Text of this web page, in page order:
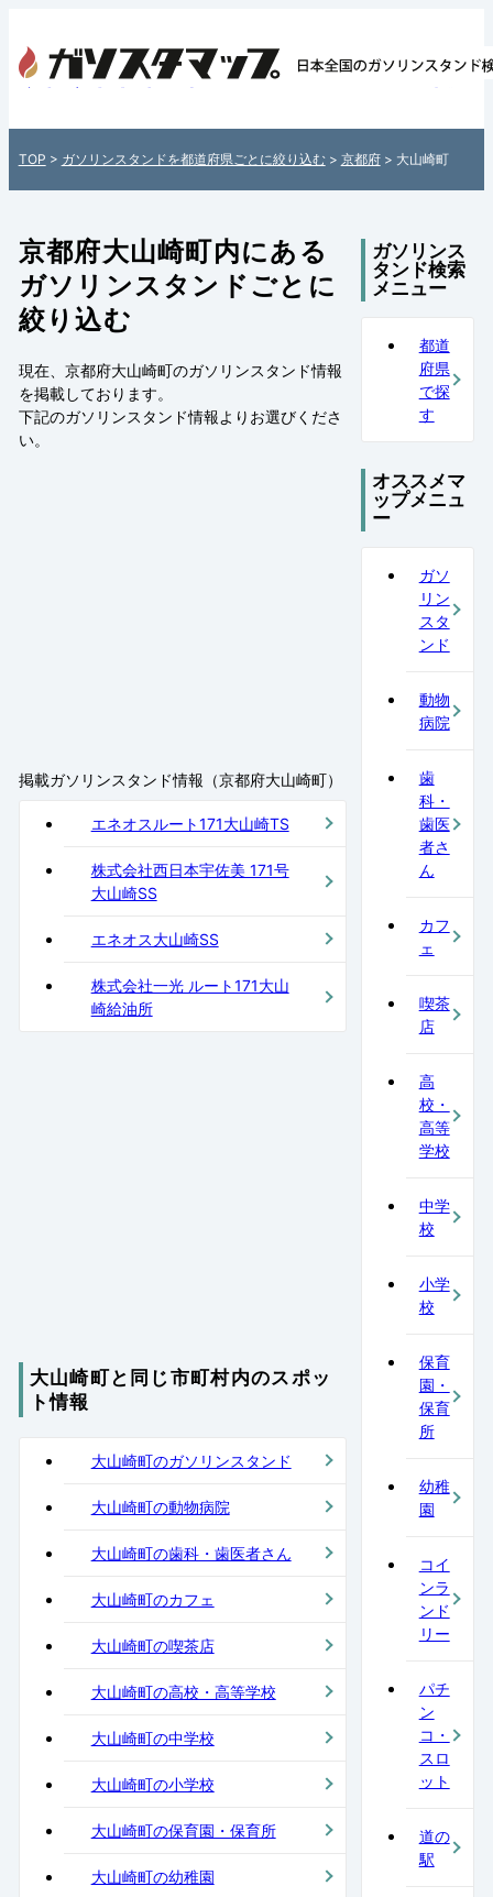
全国各地のガソリンスタンドを住所付きで
介！日本全国のガソリンスタンド検索サイ
ソスタマップ」
TOP > ガソリンスタンドを都道府県ごとに絞り込む> 京都府> 大山崎町
京都府大山崎町内にある
ガソリンスタンドごとに
絞り込む
現在、京都府大山崎町のガソリンスタンド情報
を掲載しております。
下記のガソリンスタンド情報よりお選びくださ
い。
掲載ガソリンスタンド情報（京都府大山崎町）
エネオスルート171大山崎TS
株式会社西日本宇佐美 171号
大山崎SS
エネオス大山崎SS
株式会社一光 ルート171大山
崎給油所
大山崎町と同じ市町村内のスポッ
ト情報
大山崎町のガソリンスタンド
大山崎町の動物病院
大山崎町の歯科・歯医者さん
大山崎町のカフェ
大山崎町の喫茶店
大山崎町の高校・高等学校
大山崎町の中学校
大山崎町の小学校
大山崎町の保育園・保育所
大山崎町の幼稚園
ガソリンス
タンド検索
メニュー
都道
府県
で探
す
オススメマ
ップメニュ
ー
ガソ
リン
スタ
ンド
動物
病院
歯
科・
歯医
者さ
ん
カフ
ェ
喫茶
店
高
校・
高等
学校
中学
校
小学
校
保育
園・
保育
所
幼稚
園
コイ
ンラ
ンド
リー
パチ
ン
コ・
スロ
ット
道の
駅